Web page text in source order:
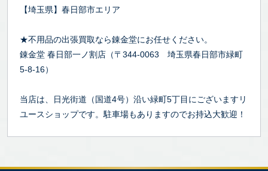
【埼玉県】春日部市エリア
★不用品の出張買取なら錬金堂にお任せください。
錬金堂 春日部一ノ割店（〒344-0063 埼玉県春日部市緑町
5-8-16）
当店は、日光街道（国道4号）沿い緑町5丁目にございますリ
ユースショップです。駐車場もありますのでお持込大歓迎！